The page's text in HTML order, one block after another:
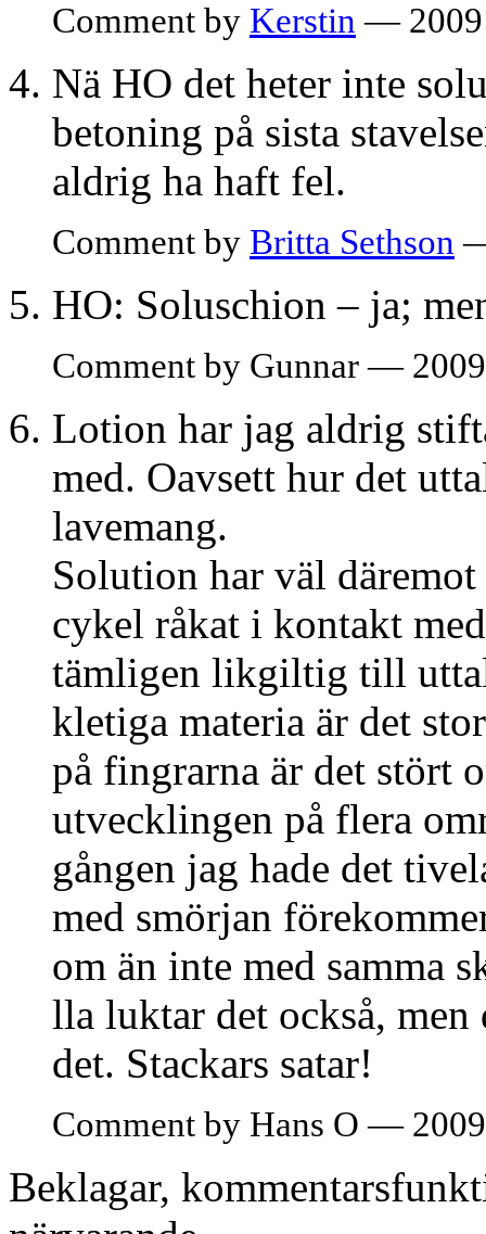
Comment by Kerstin — 2009
Nä HO det heter inte
betoning på sista
aldrig ha haft fel.
Comment by Britta Sethson
HO: Soluschion – ja;
Comment by Gunnar —
Lotion har jag aldrig
med. Oavsett hur det
lavemang.
Solution har väl
cykel råkat i kontakt
tämligen likgiltig till
kletiga materia är det
på fingrarna är det stört
utvecklingen på flera
gången jag hade det
med smörjan
om än inte med samma
lla luktar det också, men
det. Stackars satar!
Comment by Hans O —
Beklagar,